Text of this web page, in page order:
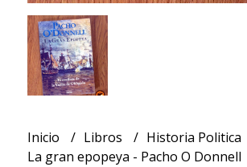
Inicio Libros
Historia Politica
La gran epopeya - Pacho O Donnell